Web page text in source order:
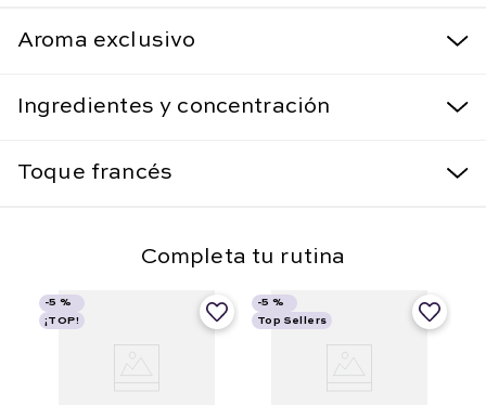
Aroma exclusivo
Ingredientes y concentración
Toque francés
Completa tu rutina
-5 %
¡TOP!
-5 %
Top Sellers